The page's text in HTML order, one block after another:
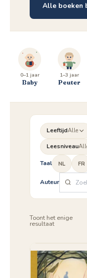
Alle boeken
0–1 jaar
Baby
1–3 jaar
Peuter
LeeftijdAlle
Leesniveau
Taal NL FR
Auteur
Toont het enige
resultaat